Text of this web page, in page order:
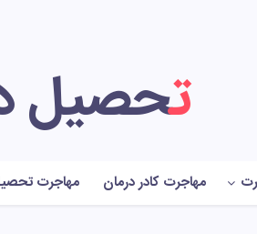
تحصیل
مهاجرت کادر درمان مهاجرت